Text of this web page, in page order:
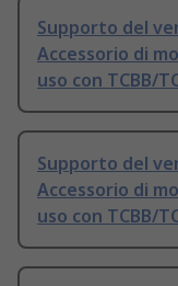
Supporto del
Accessorio di
uso con TCBB/
Supporto del
Accessorio di
uso con TCBB/